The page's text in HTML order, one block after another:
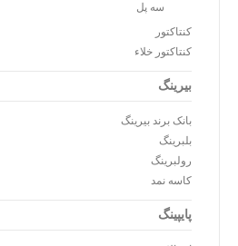
سه پل
کنتاکتور
کنتاکتور خلاء
بیرینگ
بانک برند بیرینگ
بلبرینگ
رولبرینگ
کاسه نمد
پایپینگ